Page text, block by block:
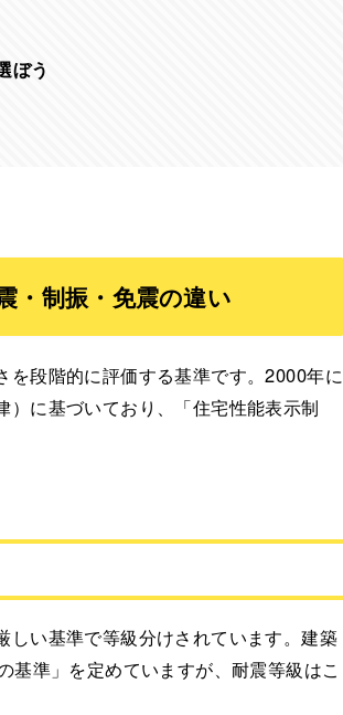
ぼう
・制振・免震の違い
段階的に評価する基準です。2000年に
に基づいており、「住宅性能表示制
い基準で等級分けされています。建築
準」を定めていますが、耐震等級はこ